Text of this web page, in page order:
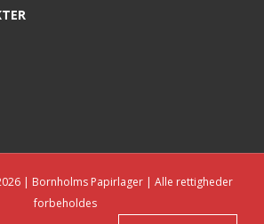
| Bornholms Papirlager | Alle rettigheder
forbeholdes